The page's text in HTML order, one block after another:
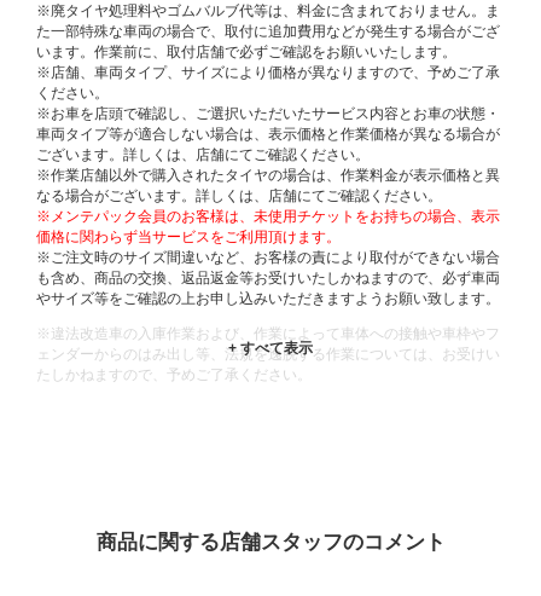
※廃タイヤ処理料やゴムバルブ代等は、料金に含まれておりません。ま
た一部特殊な車両の場合で、取付に追加費用などが発生する場合がござ
います。作業前に、取付店舗で必ずご確認をお願いいたします。
※店舗、車両タイプ、サイズにより価格が異なりますので、予めご了承
ください。
※お車を店頭で確認し、ご選択いただいたサービス内容とお車の状態・
車両タイプ等が適合しない場合は、表示価格と作業価格が異なる場合が
ございます。詳しくは、店舗にてご確認ください。
※作業店舗以外で購入されたタイヤの場合は、作業料金が表示価格と異
なる場合がございます。詳しくは、店舗にてご確認ください。
※メンテパック会員のお客様は、未使用チケットをお持ちの場合、表示
価格に関わらず当サービスをご利用頂けます。
※ご注文時のサイズ間違いなど、お客様の責により取付ができない場合
も含め、商品の交換、返品返金等お受けいたしかねますので、必ず車両
やサイズ等をご確認の上お申し込みいただきますようお願い致します。
※違法改造車の入庫作業および、作業によって車体への接触や車枠やフ
ェンダーからのはみ出し等、法規を逸脱する作業については、お受けい
たしかねますので、予めご了承ください。
商品に関する店舗スタッフのコメント